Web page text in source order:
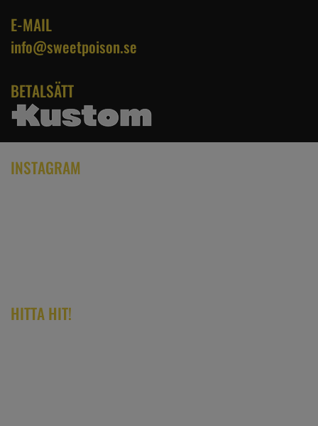
E-MAIL
info@sweetpoison.se
BETALSÄTT
INSTAGRAM
HITTA HIT!